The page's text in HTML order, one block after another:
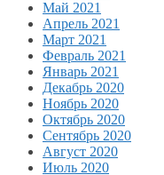
Май 2021
Апрель 2021
Март 2021
Февраль 2021
Январь 2021
Декабрь 2020
Ноябрь 2020
Октябрь 2020
Сентябрь 2020
Август 2020
Июль 2020